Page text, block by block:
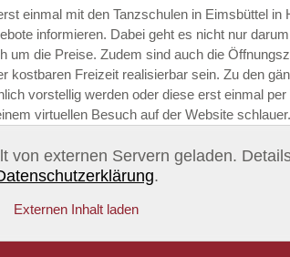
ABSENDEN
einmal mit den Tanzschulen in Eimsbüttel in
informieren. Dabei geht es nicht nur
um die Preise. Zudem sind auch die
kostbaren Freizeit realisierbar sein. Zu den
vorstellig werden oder diese erst einmal per
virtuellen Besuch auf der Website schlauer.
von externen Servern geladen.
.
Externen Inhalt laden